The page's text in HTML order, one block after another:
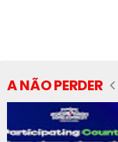
A NÃO PERDER